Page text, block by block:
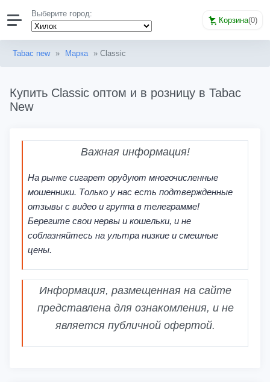
Выберите город:
Корзина(0)
Tabac new » Марка » Classic
Купить Classic оптом и в розницу в Tabac
New
Важная информация!
На рынке сигарет орудуют многочисленные
мошенники. Только у нас есть подтвержденные
отзывы с видео и группа в телеграмме!
Берегите свои нервы и кошельки, и не
соблазняйтесь на ультра низкие и смешные
цены.
Информация, размещенная на сайте
представлена для ознакомления, и не
является публичной офертой.